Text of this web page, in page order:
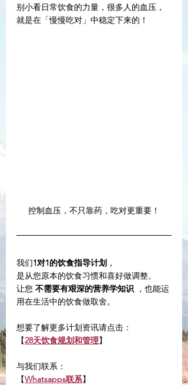
别小看日常饮食的力量，很多人的血压，
就是在「慢慢吃对」中稳定下来的！
控制血压，不只靠药，吃对更重要！
我们1对1的饮食指导计划 ，
是从您原本的饮食习惯和喜好做调整。
让您 不需要有艰深的营养学知识 ，也能运
用在生活中的饮食做取舍。
想要了解更多计划资讯请点击：
【28天饮食规划和管理】
与我们联系：
【Whatsapps联系】